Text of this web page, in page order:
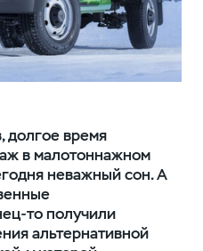
долгое время
в малотоннажном
неважный сон. А
то получили
альтернативной